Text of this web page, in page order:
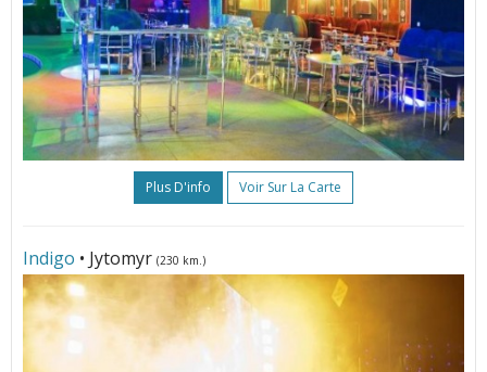
Plus D'info Voir Sur La Carte
Indigo • Jytomyr (230 km.)